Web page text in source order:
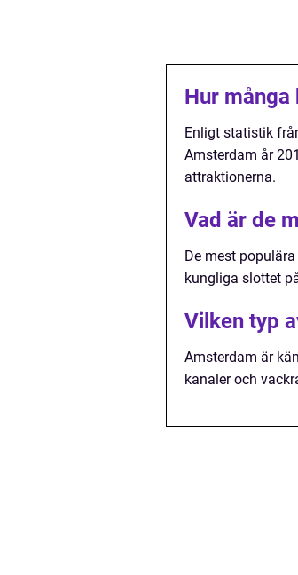
Hur
Enligt statistik
Amsterdam år
attraktionerna.
Vad är de
De mest
kungliga slottet
Vilken typ
Amsterdam är
kanaler och